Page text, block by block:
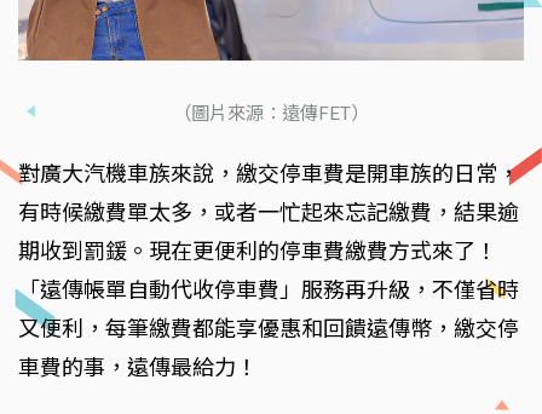
（圖片來源：遠傳FET）
對廣大汽機車族來說，繳交停車費是開車族的日常，
有時候繳費單太多，或者一忙起來忘記繳費，結果逾
期收到罰鍰。現在更便利的停車費繳費方式來了！
「遠傳帳單自動代收停車費」服務再升級，不僅省時
又便利，每筆繳費都能享優惠和回饋遠傳幣，繳交停
車費的事，遠傳最給力！